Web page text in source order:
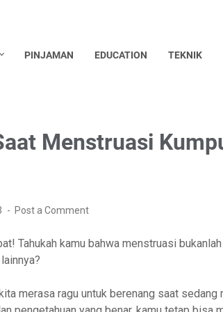
PINJAMAN EDUCATION TEKNIK
Menstruasi
Post a Comment
Tahukah kamu bahwa menstruasi
merasa ragu untuk berenang saat sedang